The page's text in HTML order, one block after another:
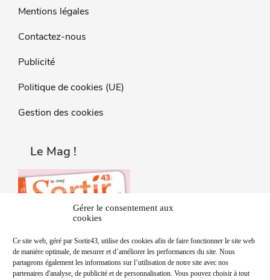
Gérer le consentement aux
cookies
Ce site web, géré par Sortir43, utilise des cookies afin de faire fonctionner le site web
de manière optimale, de mesurer et d’améliorer les performances du site. Nous
partageons également les informations sur l’utilisation de notre site avec nos
partenaires d'analyse, de publicité et de personnalisation. Vous pouvez choisir à tout
Mentions légales
Contactez-nous
Publicité
Politique de cookies (UE)
Gestion des cookies
Le Mag !